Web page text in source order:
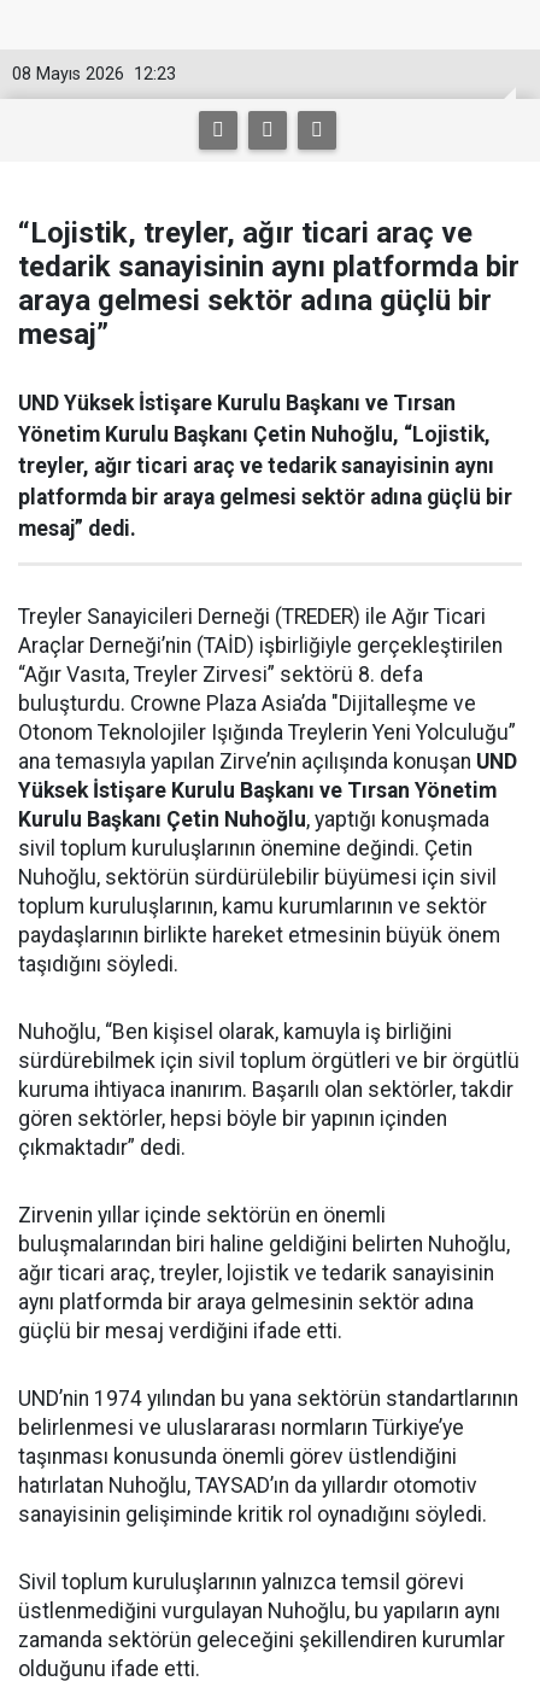
12:23
08 Mayıs 2026
“Lojistik, treyler, ağır ticari araç ve
tedarik sanayisinin aynı platformda bir
araya gelmesi sektör adına güçlü bir
mesaj”
UND Yüksek İstişare Kurulu Başkanı ve Tırsan
Yönetim Kurulu Başkanı Çetin Nuhoğlu, “Lojistik,
treyler, ağır ticari araç ve tedarik sanayisinin aynı
platformda bir araya gelmesi sektör adına güçlü bir
mesaj” dedi.
Treyler Sanayicileri Derneği (TREDER) ile Ağır Ticari
Araçlar Derneği’nin (TAİD) işbirliğiyle gerçekleştirilen
“Ağır Vasıta, Treyler Zirvesi” sektörü 8. defa
buluşturdu. Crowne Plaza Asia’da "Dijitalleşme ve
Otonom Teknolojiler Işığında Treylerin Yeni Yolculuğu”
ana temasıyla yapılan Zirve’nin açılışında konuşan UND
Yüksek İstişare Kurulu Başkanı ve Tırsan Yönetim
Kurulu Başkanı Çetin Nuhoğlu, yaptığı konuşmada
sivil toplum kuruluşlarının önemine değindi. Çetin
Nuhoğlu, sektörün sürdürülebilir büyümesi için sivil
toplum kuruluşlarının, kamu kurumlarının ve sektör
paydaşlarının birlikte hareket etmesinin büyük önem
taşıdığını söyledi.
Nuhoğlu, “Ben kişisel olarak, kamuyla iş birliğini
sürdürebilmek için sivil toplum örgütleri ve bir örgütlü
kuruma ihtiyaca inanırım. Başarılı olan sektörler, takdir
gören sektörler, hepsi böyle bir yapının içinden
çıkmaktadır” dedi.
Zirvenin yıllar içinde sektörün en önemli
buluşmalarından biri haline geldiğini belirten Nuhoğlu,
ağır ticari araç, treyler, lojistik ve tedarik sanayisinin
aynı platformda bir araya gelmesinin sektör adına
güçlü bir mesaj verdiğini ifade etti.
UND’nin 1974 yılından bu yana sektörün standartlarının
belirlenmesi ve uluslararası normların Türkiye’ye
taşınması konusunda önemli görev üstlendiğini
hatırlatan Nuhoğlu, TAYSAD’ın da yıllardır otomotiv
sanayisinin gelişiminde kritik rol oynadığını söyledi.
Sivil toplum kuruluşlarının yalnızca temsil görevi
üstlenmediğini vurgulayan Nuhoğlu, bu yapıların aynı
zamanda sektörün geleceğini şekillendiren kurumlar
olduğunu ifade etti.